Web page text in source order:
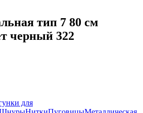
тип 7 80 см
черный 322
для